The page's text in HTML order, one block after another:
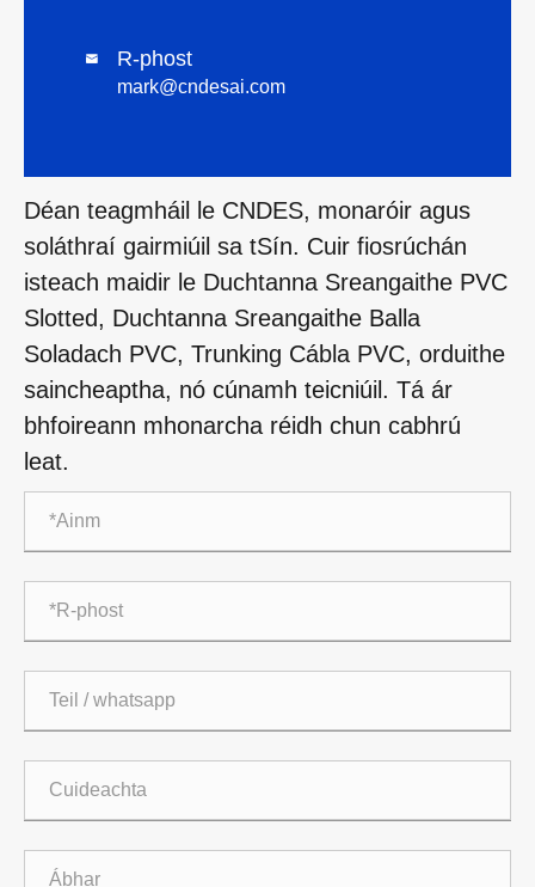
 R-phost
mark@cndesai.com
Déan teagmháil le CNDES, monaróir agus
soláthraí gairmiúil sa tSín. Cuir fiosrúchán
isteach maidir le Duchtanna Sreangaithe PVC
Slotted, Duchtanna Sreangaithe Balla
Soladach PVC, Trunking Cábla PVC, orduithe
saincheaptha, nó cúnamh teicniúil. Tá ár
bhfoireann mhonarcha réidh chun cabhrú
leat.